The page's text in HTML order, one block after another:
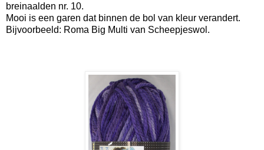
breinaalden nr. 10.
Mooi is een garen dat binnen de bol van kleur verandert.
Bijvoorbeeld: Roma Big Multi van Scheepjeswol.